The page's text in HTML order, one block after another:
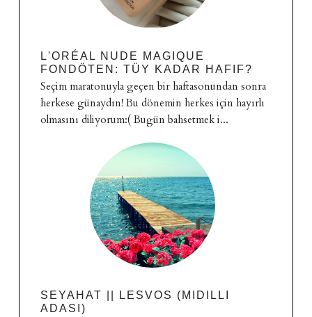
L'ORÉAL NUDE MAGIQUE
FONDÖTEN: TÜY KADAR HAFIF?
Seçim maratonuyla geçen bir haftasonundan sonra
herkese günaydın! Bu dönemin herkes için hayırlı
olmasını diliyorum:( Bugün bahsetmek i...
SEYAHAT || LESVOS (MIDILLI
ADASI)